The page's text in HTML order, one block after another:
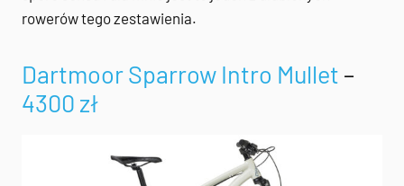
rowerów tego zestawienia.
Dartmoor Sparrow Intro Mullet –
4300 zł